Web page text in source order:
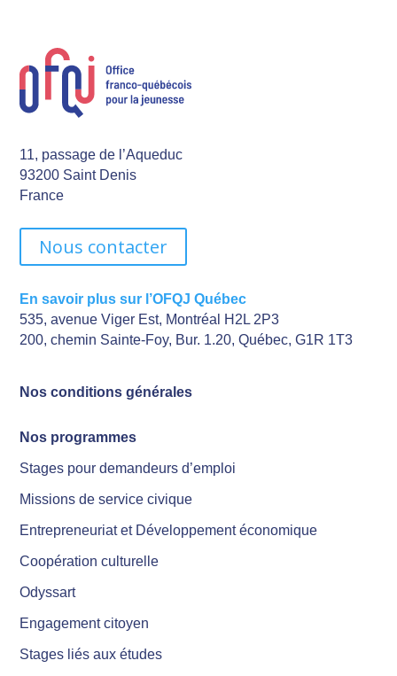
11, passage de l’Aqueduc
93200 Saint Denis
France
Nous contacter
En savoir plus sur l’OFQJ Québec
535, avenue Viger Est, Montréal H2L 2P3
200, chemin Sainte-Foy, Bur. 1.20, Québec, G1R 1T3
Nos conditions générales
Nos programmes
Stages pour demandeurs d’emploi
Missions de service civique
Entrepreneuriat et Développement économique
Coopération culturelle
Odyssart
Engagement citoyen
Stages liés aux études